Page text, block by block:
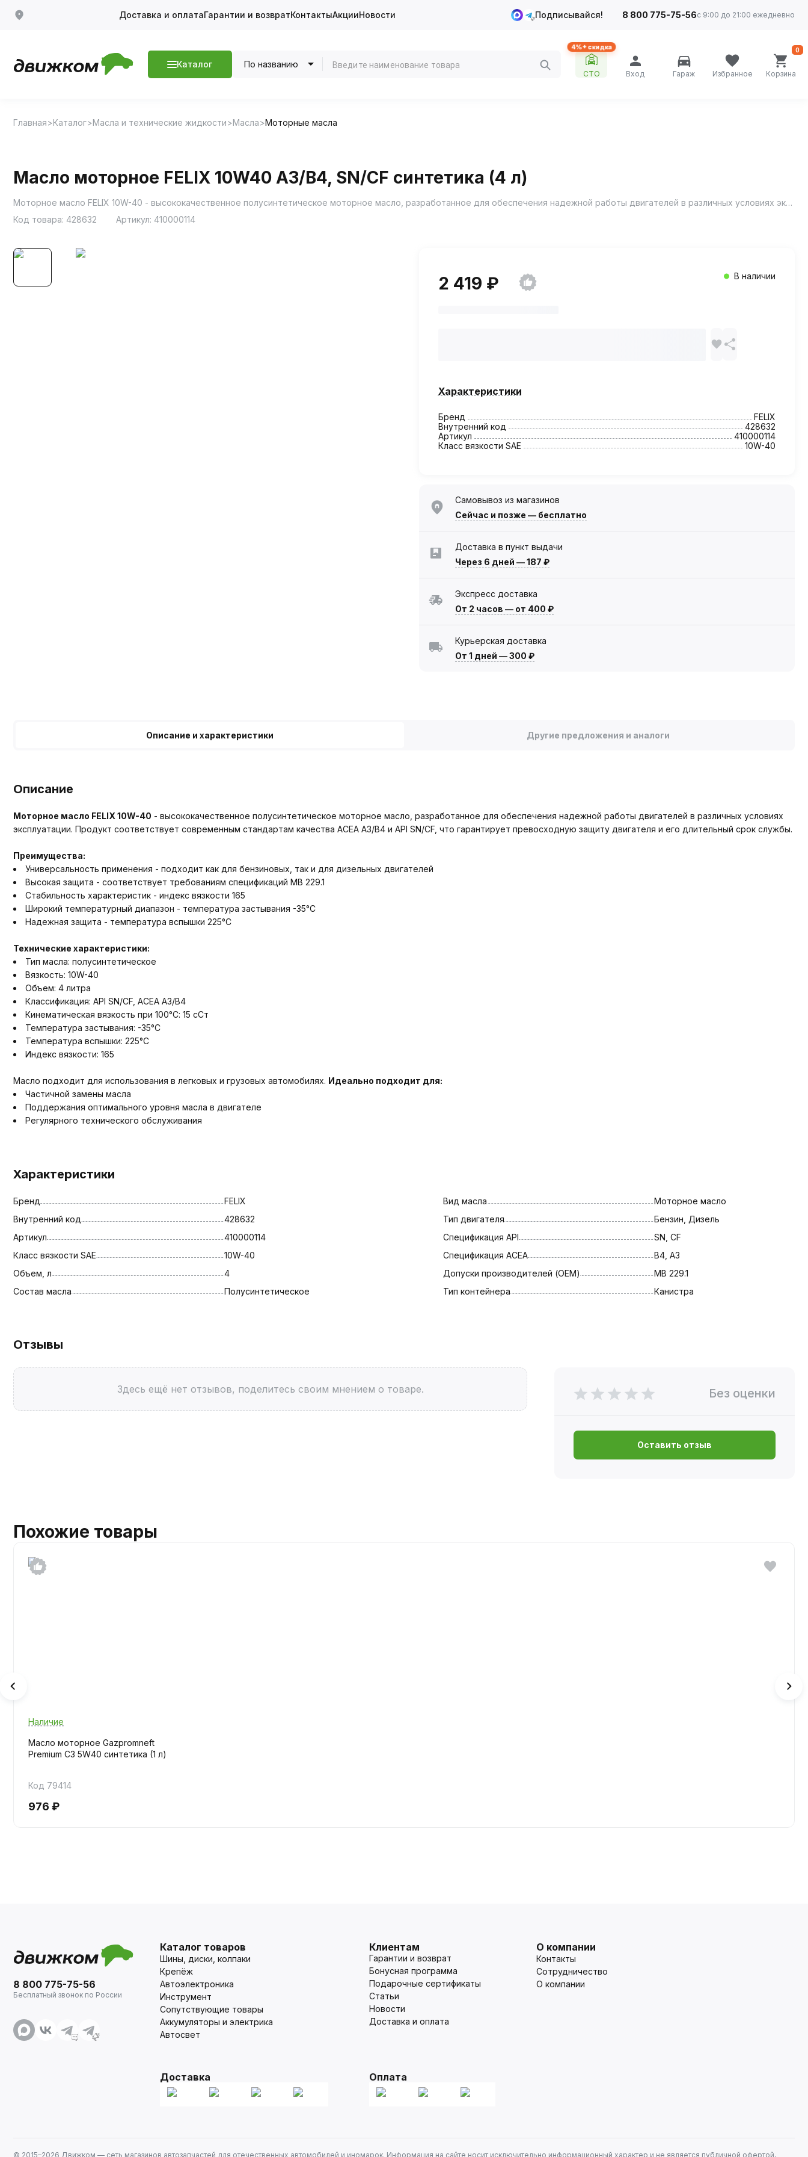
Доставка и оплатаГарантии и возвратКонтактыАкцииНовости Подписывайся! 8 800 775-75-56с 9:00 до 21:00 ежедневно
Каталог По названию
4%+ скидка
СТО Вход Гараж Избранное Корзина
0
Главная Каталог Масла и технические жидкости Масла Моторные масла
Масло моторное FELIX 10W40 A3/B4, SN/CF синтетика (4 л)
Моторное масло FELIX 10W-40 - высококачественное полусинтетическое моторное масло, разработанное для обеспечения надежной работы двигателей в различных условиях эксплуатации.
Код товара: 428632 Артикул: 410000114
2 419 ₽ В наличии
Характеристики
Бренд
FELIX
Внутренний код
428632
Артикул
410000114
Класс вязкости SAE
10W-40
Самовывоз из магазинов
Сейчас и позже — бесплатно
Доставка в пункт выдачи
Через 6 дней —187 ₽
Экспресс доставка
От 2 часов — от 400 ₽
Курьерская доставка
От 1 дней —300 ₽
Описание и характеристики Другие предложения и аналоги
Описание
Моторное масло FELIX 10W-40 - высококачественное полусинтетическое моторное масло, разработанное для обеспечения надежной работы двигателей в различных условиях
эксплуатации. Продукт соответствует современным стандартам качества ACEA A3/B4 и API SN/CF, что гарантирует превосходную защиту двигателя и его длительный срок службы.
Преимущества:
Универсальность применения - подходит как для бензиновых, так и для дизельных двигателей
Высокая защита - соответствует требованиям спецификаций MB 229.1
Стабильность характеристик - индекс вязкости 165
Широкий температурный диапазон - температура застывания -35°С
Надежная защита - температура вспышки 225°С
Технические характеристики:
Тип масла: полусинтетическое
Вязкость: 10W-40
Объем: 4 литра
Классификация: API SN/CF, ACEA A3/B4
Кинематическая вязкость при 100°С: 15 сСт
Температура застывания: -35°С
Температура вспышки: 225°С
Индекс вязкости: 165
Масло подходит для использования в легковых и грузовых автомобилях. Идеально подходит для:
Частичной замены масла
Поддержания оптимального уровня масла в двигателе
Регулярного технического обслуживания
Характеристики
Бренд
FELIX
Внутренний код
428632
Артикул
410000114
Класс вязкости SAE
10W-40
Объем, л
4
Состав масла
Полусинтетическое
Вид масла
Моторное масло
Тип двигателя
Бензин, Дизель
Спецификация API
SN, CF
Спецификация АСЕА
B4, A3
Допуски производителей (OEM)
MB 229.1
Тип контейнера
Канистра
Отзывы
Здесь ещё нет отзывов, поделитесь своим мнением о товаре. Без оценки
Оставить отзыв
Похожие товары
Наличие
Масло моторное Gazpromneft
Premium C3 5W40 синтетика (1 л)
Код 79414
976 ₽
8 800 775-75-56
Бесплатный звонок по России
Каталог товаров
Шины, диски, колпаки
Крепёж
Автоэлектроника
Инструмент
Сопутствующие товары
Аккумуляторы и электрика
Автосвет
Клиентам
Гарантии и возврат
Бонусная программа
Подарочные сертификаты
Статьи
Новости
Доставка и оплата
О компании
Контакты
Сотрудничество
О компании
Доставка Оплата
© 2015–2026 Движком — сеть магазинов автозапчастей для отечественных автомобилей и иномарок. Информация на сайте носит исключительно информационный характер и не является публичной офертой,